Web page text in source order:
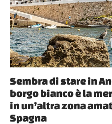
Sembra di stare in
borgo bianco è la
in un’altra zona
Spagna